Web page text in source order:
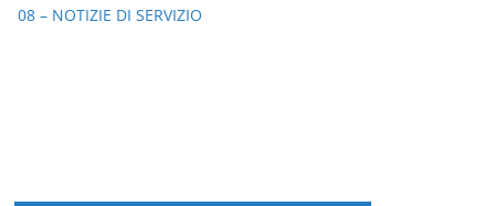
08 – NOTIZIE DI SERVIZIO